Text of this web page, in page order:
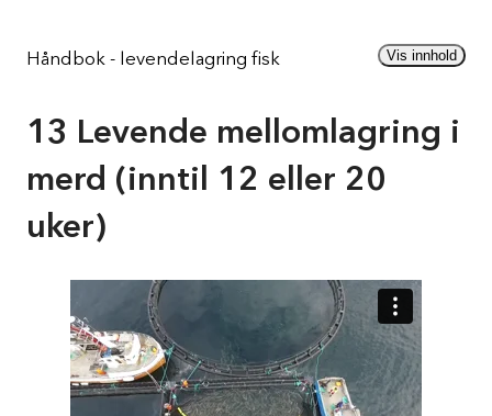
Håndbok - levendelagring fisk Vis innhold
13 Levende mellomlagring i
merd (inntil 12 eller 20
uker)